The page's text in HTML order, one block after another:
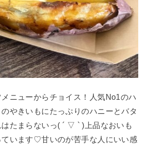
ニューからチョイス！人気No1のハ
やきいもにたっぷりのハニーとバタ
たまらないっ( ´ ▽ ` )上品なおいも
います♡甘いのが苦手な人にいい感